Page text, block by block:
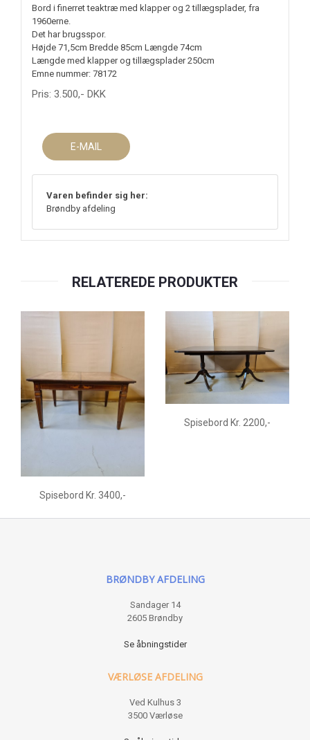
Bord i finerret teaktræ med klapper og 2 tillægsplader, fra
1960erne.
Det har brugsspor.
Højde 71,5cm Bredde 85cm Længde 74cm
Længde med klapper og tillægsplader 250cm
Emne nummer: 78172
Pris: 3.500,- DKK
E-MAIL
Varen befinder sig her:
Brøndby afdeling
RELATEREDE PRODUKTER
Spisebord Kr. 3400,-
Spisebord Kr. 2200,-
BRØNDBY AFDELING
Sandager 14
2605 Brøndby
Se åbningstider
VÆRLØSE AFDELING
Ved Kulhus 3
3500 Værløse